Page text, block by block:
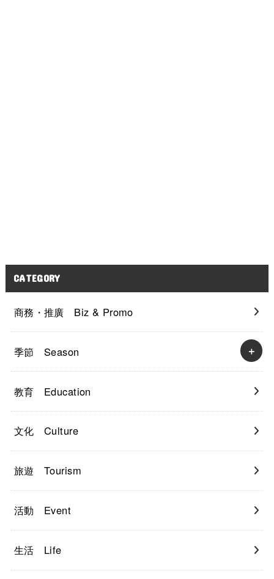
CATEGORY
商務・推廣 Biz & Promo
季節 Season
教育 Education
文化 Culture
旅遊 Tourism
活動 Event
生活 Life